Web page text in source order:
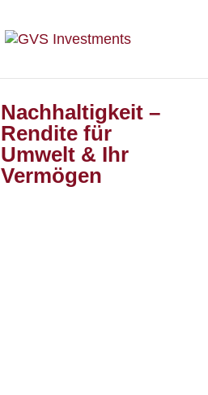
Nachhaltigkeit –
Rendite für
Umwelt & Ihr
Vermögen